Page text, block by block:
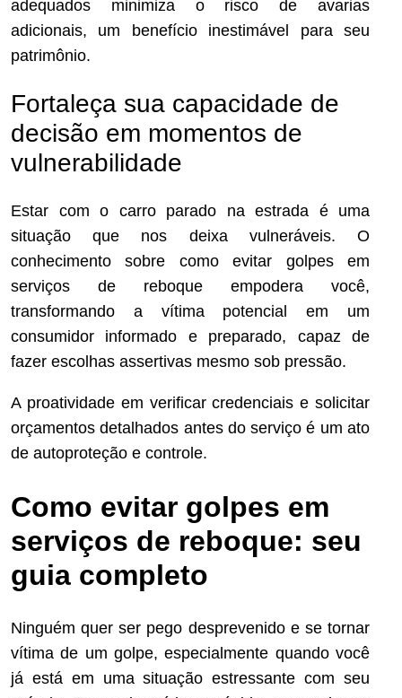
adequados minimiza o risco de avarias
adicionais, um benefício inestimável para seu
patrimônio.
Fortaleça sua capacidade de
decisão em momentos de
vulnerabilidade
Estar com o carro parado na estrada é uma
situação que nos deixa vulneráveis. O
conhecimento sobre como evitar golpes em
serviços de reboque empodera você,
transformando a vítima potencial em um
consumidor informado e preparado, capaz de
fazer escolhas assertivas mesmo sob pressão.
A proatividade em verificar credenciais e solicitar
orçamentos detalhados antes do serviço é um ato
de autoproteção e controle.
Como evitar golpes em
serviços de reboque: seu
guia completo
Ninguém quer ser pego desprevenido e se tornar
vítima de um golpe, especialmente quando você
já está em uma situação estressante com seu